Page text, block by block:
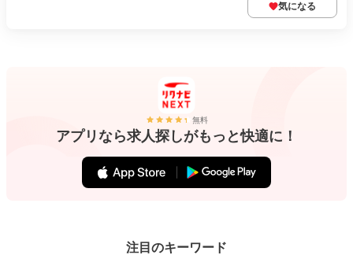
気になる
無料
アプリなら求人探しがもっと快適に！
注目のキーワード